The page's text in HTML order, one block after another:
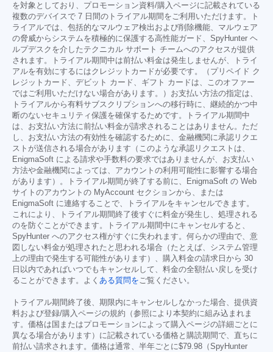
を対象としており、プロモーション資料/購入ページに記載されている
複数のデバイスで 7 日間のトライアル期間をご利用いただけます。ト
ライアルでは、包括的なマルウェア検出および削除機能、マルウェア
の脅威からシステムを積極的に保護する高性能ガード、SpyHunter ヘ
ルプデスクを介したテクニカル サポート チームへのアクセスが提供
されます。トライアル期間中は前払い料金は発生しませんが、トライ
アルを有効にするにはクレジットカードが必要です。（プリペイド ク
レジットカード、デビット カード、ギフト カードは、このオファー
ではご利用いただけない場合があります。）お支払い方法の指定は、
トライアルから有料サブスクリプションへの移行時に、継続的かつ中
断のないセキュリティ保護を確保するためです。トライアル期間中
は、お支払い方法に前払い料金が請求されることはありません。ただ
し、お支払い方法の有効性を確認するために、金融機関に承認リクエ
ストが送信される場合があります（このような承認リクエストは、
EnigmaSoft による請求や手数料の要求ではありませんが、お支払い
方法や金融機関によっては、アカウントの利用可能性に影響する場合
があります）。トライアル期間が終了する前に、EnigmaSoft の Web
サイトのアカウントの MyAccount セクションから、または
EnigmaSoft に連絡することで、トライアルをキャンセルできます。
これにより、トライアル期間終了後すぐに料金が発生し、処理される
のを防ぐことができます。トライアル期間中にキャンセルすると、
SpyHunter へのアクセス権がすぐに失われます。何らかの理由で、意
図しない料金が処理されたと思われる場合（たとえば、システム管理
上の理由で発生する可能性があります）、購入料金の請求日から 30
日以内であればいつでもキャンセルして、料金の全額払い戻しを受け
ることができます。よく ある質問を ご覧ください。
トライアル期間終了後、期限内にキャンセルしなかった場合、提供資
料および登録/購入ページの規約（参照により本契約に組み込まれま
す。価格は国またはプロモーションによって購入ページの詳細ごとに
異なる場合があります）に記載されている価格と購読期間で、直ちに
前払い請求されます。価格は通常、半年ごとに$79.98 （SpyHunter